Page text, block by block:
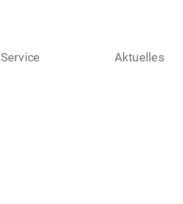
Service Aktuelles